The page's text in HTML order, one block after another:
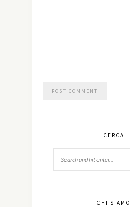
CERCA
CHI SIAMO